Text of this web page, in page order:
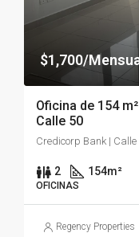
$1,700/
Oficina de 154
Calle 50
Credicorp Bank |
2 154m²
OFICINAS
Regency Properties